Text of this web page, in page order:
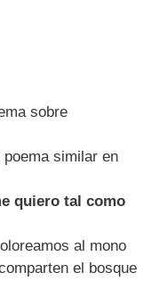
sobre
poema similar en
quiero tal como
al mono
el bosque